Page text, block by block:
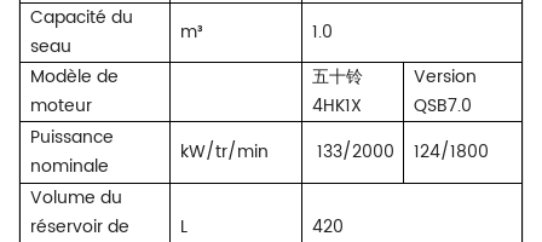
Capacité du
seau
m³
1.0
Modèle de
moteur
五十铃
4HK1X
Version
QSB7.0
Puissance
nominale
kW/tr/min 133/2000
124/1800
Volume du
réservoir de
L 420